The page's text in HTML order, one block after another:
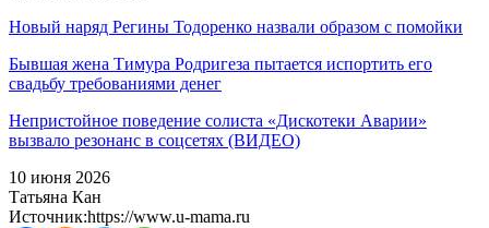
Новый наряд Регины Тодоренко назвали образом с помойки
Бывшая жена Тимура Родригеза пытается испортить его
свадьбу требованиями денег
Непристойное поведение солиста «Дискотеки Аварии»
вызвало резонанс в соцсетях (ВИДЕО)
10 июня 2026
Татьяна Кан
Источник:https://www.u-mama.ru